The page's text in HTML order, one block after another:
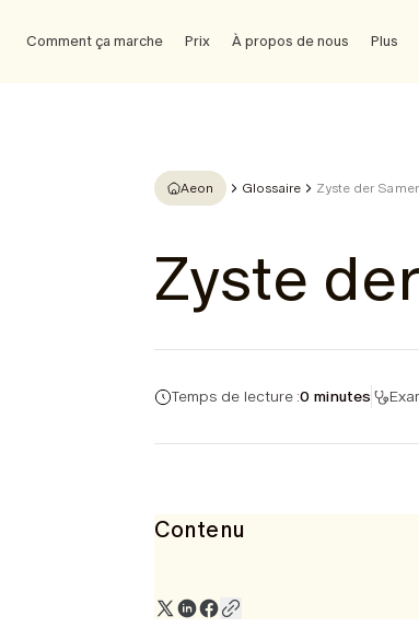
Comment ça marche Prix À propos de nous Plus
Aeon Glossaire Zyste der
Zyste
Temps de lecture :0 minutes
Contenu